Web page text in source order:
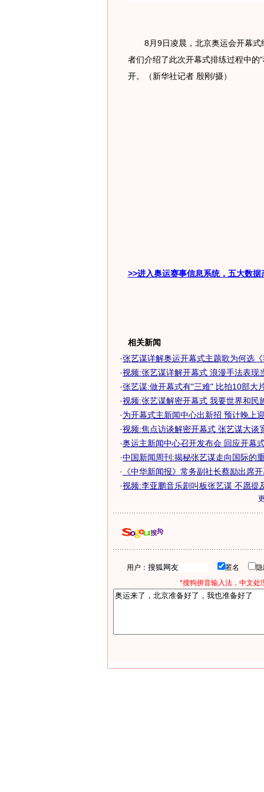
8月9日凌晨，北京奥运会开幕式
者们介绍了此次开幕式排练过程中的
开。（新华社记者 殷刚/摄）
>>进入奥运赛事信息系统，五大数
相关新闻
·张艺谋详解奥运开幕式主题歌为何选
·视频:张艺谋详解开幕式 浪漫手法表现
·张艺谋:做开幕式有"三难" 比拍10部大
·视频:张艺谋解密开幕式 我要世界和民
·为开幕式主新闻中心出新招 预计晚上
·视频:焦点访谈解密开幕式 张艺谋大谈
·奥运主新闻中心召开发布会 回应开幕
·中国新闻周刊:揭秘张艺谋走向国际的
·
《中华新闻报》常务副社长蔡励出席
·视频:李亚鹏音乐剧叫板张艺谋 不愿提
用户： 匿名
*搜狗拼音输入法，中文处